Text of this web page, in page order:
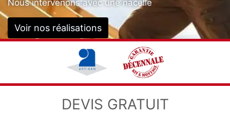
Nous intervenons avec une nacelle
Voir nos réalisations
DEVIS GRATUIT